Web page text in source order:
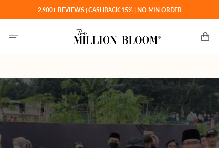
konten
2.900+ REVIEWS | CASHBACK 15% | NO MIN ORDER